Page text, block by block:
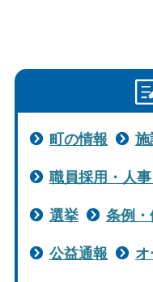
町の情報 施
職員採用・人
選挙 条例・
公益通報